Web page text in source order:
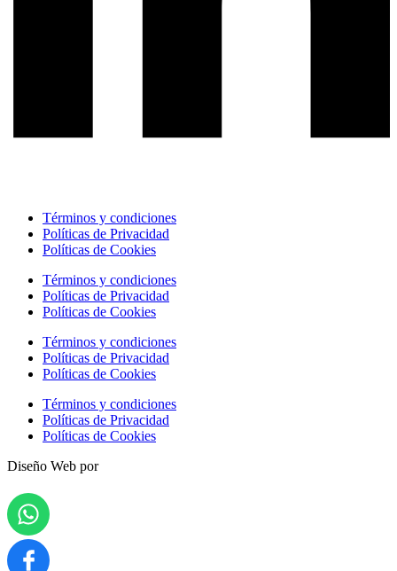
Términos y condiciones
Políticas de Privacidad
Políticas de Cookies
Términos y condiciones
Políticas de Privacidad
Políticas de Cookies
Términos y condiciones
Políticas de Privacidad
Políticas de Cookies
Términos y condiciones
Políticas de Privacidad
Políticas de Cookies
Diseño Web por